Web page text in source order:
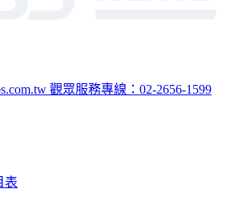
觀眾服務專線：02-2656-1599
表